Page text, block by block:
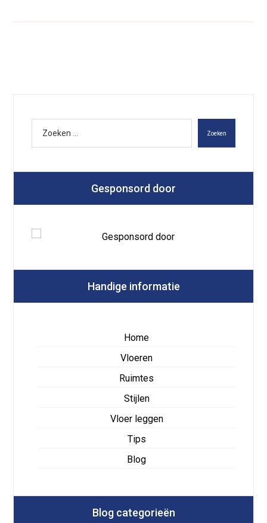
Zoeken
Gesponsord door
Handige informatie
Home
Vloeren
Ruimtes
Stijlen
Vloer leggen
Tips
Blog
Blog categorieën